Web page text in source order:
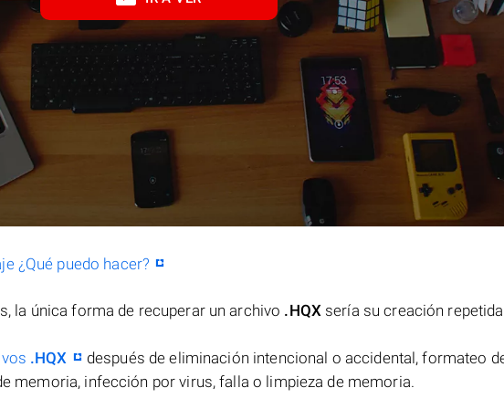
¿Qué puedo hacer?
la única forma de recuperar un archivo .HQXsería su creación repetida
.HQX
después de eliminación intencional o accidental, formateo
memoria, infección por virus, falla o limpieza de memoria.